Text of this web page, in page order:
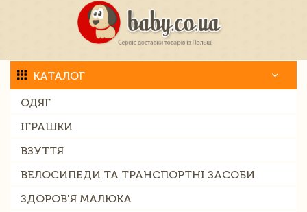
КАТАЛОГ
ОДЯГ
ІГРАШКИ
ВЗУТТЯ
ВЕЛОСИПЕДИ ТА ТРАНСПОРТНІ ЗАСОБИ
ЗДОРОВ'Я МАЛЮКА